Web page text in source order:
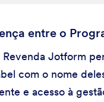
entre o
Jotform
com o nome
e acesso à